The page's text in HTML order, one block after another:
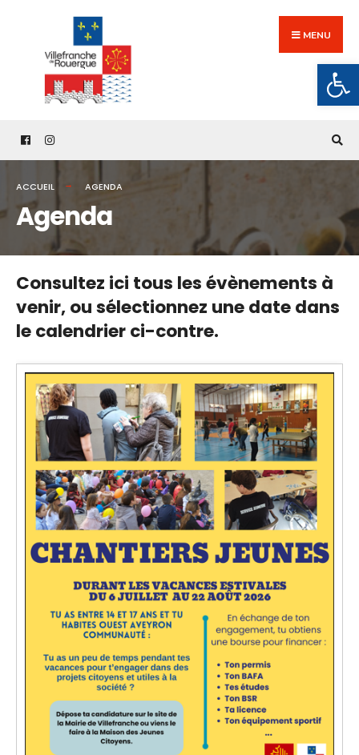
content
MENU
ACCUEIL AGENDA
Agenda
Consultez ici tous les évènements à
venir,ou sélectionnez une date dans
le calendrier ci-contre.